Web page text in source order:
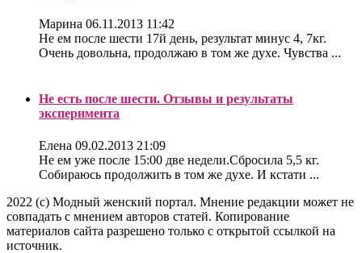
Марина 06.11.2013 11:42
Не ем после шести 17й день, результат минус 4, 7кг.
Очень довольна, продолжаю в том же духе. Чувства ...
Не есть после шести. Отзывы и результаты
эксперимента
Елена 09.02.2013 21:09
Не ем уже после 15:00 две недели.Сбросила 5,5 кг.
Собираюсь продолжить в том же духе. И кстати ...
2022 (c) Модный женский портал. Мнение редакции может не
совпадать с мнением авторов статей. Копирование
материалов сайта разрешено только с открытой ссылкой на
источник.